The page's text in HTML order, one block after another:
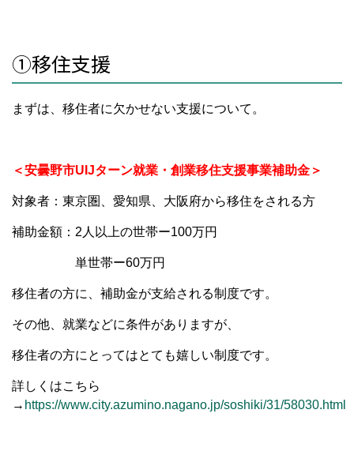
①移住支援
まずは、移住者に欠かせない支援について。
＜安曇野市UIJターン就業・創業移住支援事業補助金＞
対象者：東京圏、愛知県、大阪府から移住をされる方
補助金額：2人以上の世帯ー100万円
単世帯ー60万円
移住者の方に、補助金が支給される制度です。
その他、就業などに条件がありますが、
移住者の方にとってはとても嬉しい制度です。
詳しくはこちら
→ https://www.city.azumino.nagano.jp/soshiki/31/58030.html